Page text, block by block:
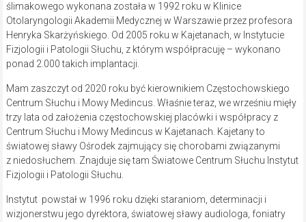
ślimakowego wykonana została w 1992 roku w Klinice
Otolaryngologii Akademii Medycznej w Warszawie przez profesora
Henryka Skarżyńskiego. Od 2005 roku w Kajetanach, w Instytucie
Fizjologii i Patologii Słuchu, z którym współpracuję – wykonano
ponad 2.000 takich implantacji.
Mam zaszczyt od 2020 roku być kierownikiem Częstochowskiego
Centrum Słuchu i Mowy Medincus. Właśnie teraz, we wrześniu mięły
trzy lata od założenia częstochowskiej placówki i współpracy z
Centrum Słuchu i Mowy Medincus w Kajetanach. Kajetany to
światowej sławy Ośrodek zajmujący się chorobami związanymi
z niedosłuchem. Znajduje się tam Światowe Centrum Słuchu Instytut
Fizjologii i Patologii Słuchu.
Instytut powstał w 1996 roku dzięki staraniom, determinacji i
wizjonerstwu jego dyrektora, światowej sławy audiologa, foniatry